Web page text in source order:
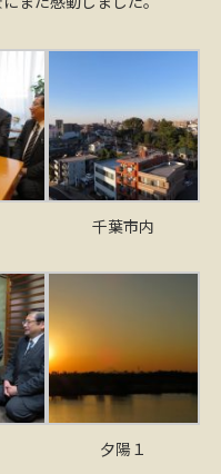
千葉市内
夕陽１